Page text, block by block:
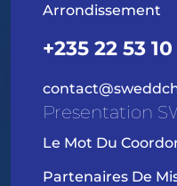
Arrondissement
+235 22 53
Presentation
Le Mot Du
Partenaires De